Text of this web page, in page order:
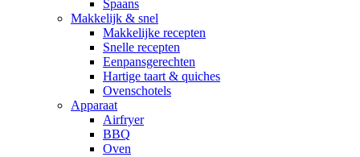
Spaans
Makkelijk & snel
Makkelijke recepten
Snelle recepten
Eenpansgerechten
Hartige taart & quiches
Ovenschotels
Apparaat
Airfryer
BBQ
Oven